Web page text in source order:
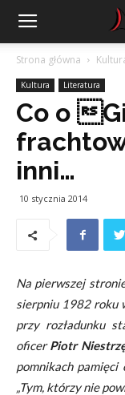
Strona główna
Kultura Literatura
Co o
inni…
10 stycznia 2014
Na pierwszej
sierpniu 1982 roku
przy rozładunku
oficerPiotr
pomnikach
„Tym, którzy nie